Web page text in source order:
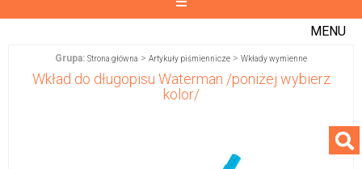
MENU
Grupa: Strona główna > Artykuły piśmiennicze > Wkłady wymienne
Wkład do długopisu Waterman /poniżej wybierz
kolor/